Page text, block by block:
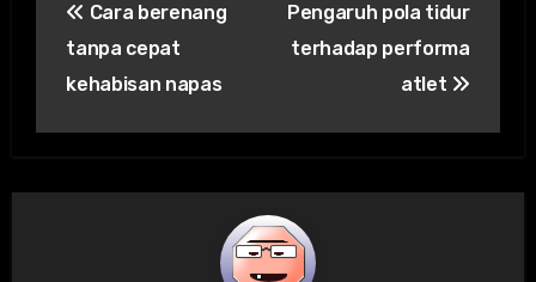
navigation
Cara berenang
tanpa cepat
kehabisan napas
Pengaruh pola tidur
terhadap performa
atlet